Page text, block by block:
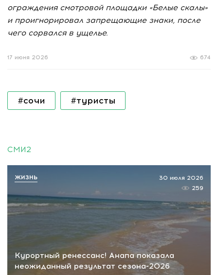
ограждения смотровой площадки «Белые скалы»
и проигнорировал запрещающие знаки, после
чего сорвался в ущелье.
674
17 июня 2026
#сочи #туристы
СМИ2
Курортный ренессанс! Анапа показала
неожиданный результат сезона-2026
30 июля 2026
259
ЖИЗНЬ